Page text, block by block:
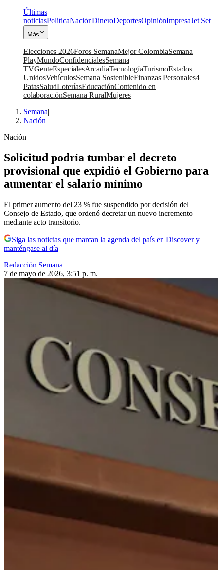
Últimas
noticiasPolíticaNaciónDineroDeportesOpiniónImpresaJet Set
Más
Elecciones 2026Foros SemanaMejor ColombiaSemana
PlayMundoConfidencialesSemana
TVGenteEspecialesArcadiaTecnologíaTurismoEstados
UnidosVehículosSemana SostenibleFinanzas Personales4
PatasSaludLoteríasEducaciónContenido en
colaboraciónSemana RuralMujeres
Semana|
Nación
Nación
Solicitud podría tumbar el decreto
provisional que expidió el Gobierno para
aumentar el salario mínimo
El primer aumento del 23 % fue suspendido por decisión del
Consejo de Estado, que ordenó decretar un nuevo incremento
mediante acto transitorio.
Siga las noticias que marcan la agenda del país en Discover y
manténgase al día
Redacción Semana
7 de mayo de 2026, 3:51 p. m.